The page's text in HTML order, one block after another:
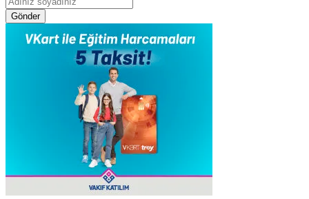
Gönder